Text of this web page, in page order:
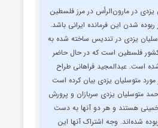
در مارون‌الرأس در مرز فلسطین
شدن این فرمانده ایرانی باشد.
یزدی در تندیس ساخته شده به
فلسطین است که در حال حاضر
است. عبدالمجید فراهانی طراح
متوسلیان یزدی بیان کرده است
متوسلیان یزدی سربازان و پرورش
خمینی هستند و هر دو آنها به دست
شده‌اند. وجه اشتراک آنها این